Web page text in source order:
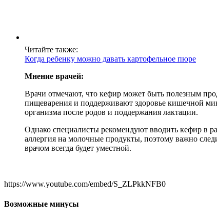
Читайте также:
Когда ребенку можно давать картофельное пюре
Мнение врачей:
Врачи отмечают, что кефир может быть полезным
пищеварения и поддерживают здоровье кишечной
организма после родов и поддержания лактации.
Однако специалисты рекомендуют вводить кефир в
аллергия на молочные продукты, поэтому важно
врачом всегда будет уместной.
https://www.youtube.com/embed/S_ZLPkkNFB0
Возможные минусы